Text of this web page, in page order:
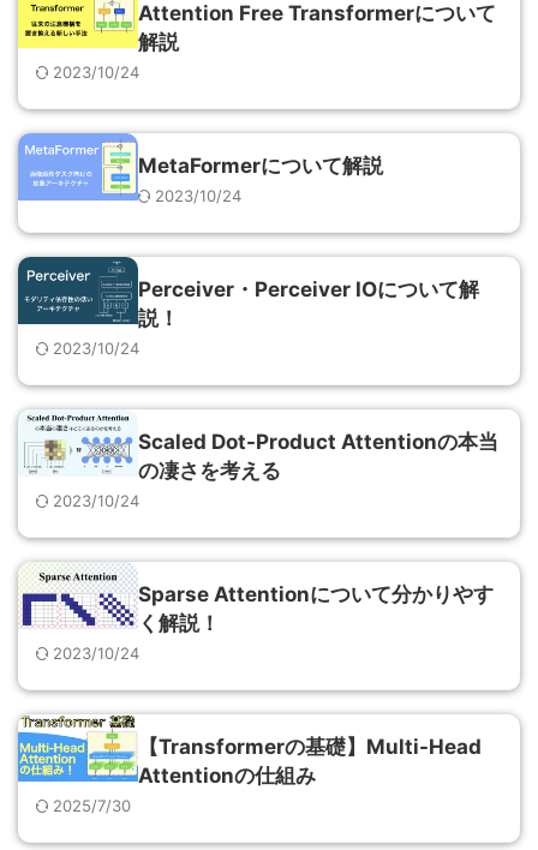
Attention Free Transformerについて
解説
2023/10/24
MetaFormerについて解説
2023/10/24
Perceiver・Perceiver IOについて解
説！
2023/10/24
Scaled Dot-Product Attentionの本当
の凄さを考える
2023/10/24
Sparse Attentionについて分かりやす
く解説！
2023/10/24
【Transformerの基礎】Multi-Head
Attentionの仕組み
2025/7/30